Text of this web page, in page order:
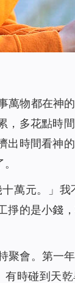
萬物都在神
，多花點時
時間看神
萬元。」
掙的是小錢
聚會。第一
時碰到天